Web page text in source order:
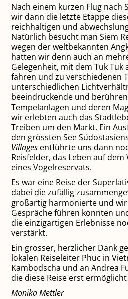
Nach einem kurzen Flug nach
wir dann die letzte Etappe
reichhaltigen und
Natürlich besucht man Siem
wegen der weltbekannten
hatten wir denn auch an
Gelegenheit, mit dem Tuk Tuk
fahren und zu verschiedenen
unterschiedlichen
beeindruckende und
Tempelanlagen und deren
wir erlebten auch das
Treiben um den Markt. Ein
den grössten See
Villages entführte uns dann
Reisfelder, das Leben auf
eines Vogelreservats.
Es war eine Reise der
dabei die zufällig
großartig harmonierte und
Gespräche führen konnten
die einzigartigen Erlebnisse
verstärkt.
Ein grosser, herzlicher Dank
lokalen Reiseleiter Phuc in
Kambodscha und an Andrea
die diese Reise erst
Monika Mettler